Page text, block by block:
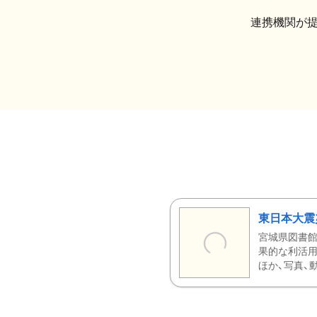
連携機関が
東日本大
宮城県図書
果的な利活
ほか、写真、